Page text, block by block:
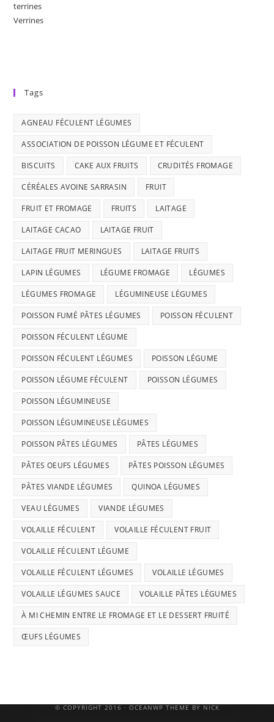
terrines
Verrines
Tags
AGNEAU FÉCULENT LÉGUMES
ASSOCIATION DE POISSON LÉGUME ET FÉCULENT
BISCUITS CAKE AUX FRUITS CRUDITÉS FROMAGE
CÉRÉALES AVOINE SARRASIN FRUIT
FRUIT ET FROMAGE FRUITS LAITAGE
LAITAGE CACAO LAITAGE FRUIT
LAITAGE FRUIT MERINGUES LAITAGE FRUITS
LAPIN LÉGUMES LÉGUME FROMAGE LÉGUMES
LÉGUMES FROMAGE LÉGUMINEUSE LÉGUMES
POISSON FUMÉ PÂTES LÉGUMES POISSON FÉCULENT
POISSON FÉCULENT LÉGUME
POISSON FÉCULENT LÉGUMES POISSON LÉGUME
POISSON LÉGUME FÉCULENT POISSON LÉGUMES
POISSON LÉGUMINEUSE
POISSON LÉGUMINEUSE LÉGUMES
POISSON PÂTES LÉGUMES PÂTES LÉGUMES
PÂTES OEUFS LÉGUMES PÂTES POISSON LÉGUMES
PÂTES VIANDE LÉGUMES QUINOA LÉGUMES
VEAU LÉGUMES VIANDE LÉGUMES
VOLAILLE FÉCULENT VOLAILLE FÉCULENT FRUIT
VOLAILLE FÉCULENT LÉGUME
VOLAILLE FÉCULENT LÉGUMES VOLAILLE LÉGUMES
VOLAILLE LÉGUMES SAUCE VOLAILLE PÂTES LÉGUMES
À MI CHEMIN ENTRE LE FROMAGE ET LE DESSERT FRUITÉ
ŒUFS LÉGUMES
© COPYRIGHT 2016 · OCEANWP THEME BY NICK